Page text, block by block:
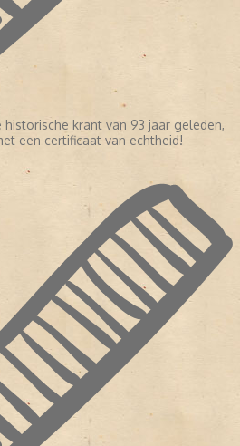
krant van 93 jaar geleden,
een certificaat van echtheid!